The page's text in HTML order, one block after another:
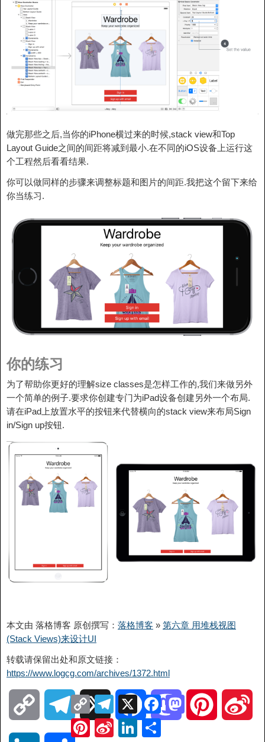
做完那些之后,当你的iPhone横过来的时候,stack view和Top
Layout Guide之间的间距将减到最小.在不同的iOS设备上运行这
个工程然后看看结果.
你可以做同样的步骤来调整标题和图片的间距.我把这个留下来给
你当练习.
你的练习
为了帮助你更好的理解size classes是怎样工作的,我们来做另外
一个简单的例子.要求你创建专门为iPad设备创建另外一个布局.
请在iPad上放置水平的按钮来代替横向的stack view来布局Sign
in/Sign up按钮.
本文由 落格博客 原创撰写： 落格博客 » 第六章 用堆栈视图
(Stack Views)来设计UI
转载请保留出处和原文链接：
https://www.logcg.com/archives/1372.html
o
T
e
F
a
Copy
Link
Telegram
X FacebookMastodon
Pinterest
Sina
Weibo
LinkedIn
分